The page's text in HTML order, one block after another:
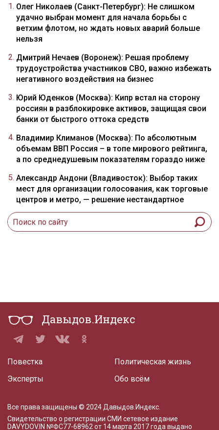
Олег Николаев (Санкт-Петербург): Не слишком
удачно выбран момент для начала борьбы с
ветхим флотом, но ждать новых аварий больше
нельзя
Дмитрий Нечаев (Воронеж): Решая проблему
трудоустройства участников СВО, важно избежать
негативного воздействия на бизнес
Юрий Юденков (Москва): Кипр встал на сторону
россиян в разблокировке активов, защищая свои
банки от быстрого оттока средств
Владимир Климанов (Москва): По абсолютным
объемам ВВП Россия – в топе мирового рейтинга,
а по среднедушевым показателям гораздо ниже
Александр Андони (Владивосток): Выбор таких
мест для организации голосования, как торговые
центров и метро, — решение нестандартное
Давыдов.Индекс
Повестка
Эксперты
Политическая жизнь
Обо всём
Все права защищены © 2024 Давыдов.Индекс.
Свидетельство о регистрации СМИ сетевое издание
DAVYDOV.IN №ФС77-68962 от 14 марта 2017 года выдано